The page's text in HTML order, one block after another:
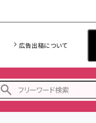
広告出稿について